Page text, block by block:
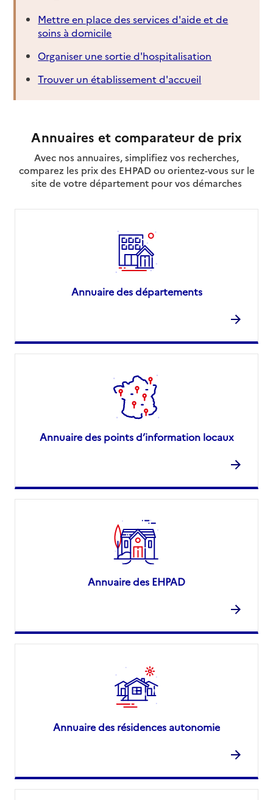
Mettre en place des services d'aide et de
soins à domicile
Organiser une sortie d'hospitalisation
Trouver un établissement d'accueil
Annuaires et comparateur de prix
Avec nos annuaires, simplifiez vos recherches,
comparez les prix des EHPAD ou orientez-vous sur le
site de votre département pour vos démarches
Annuaire des départements
Annuaire des points d’information locaux
Annuaire des EHPAD
Annuaire des résidences autonomie